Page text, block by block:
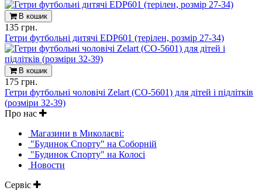
В кошик
135 грн.
Гетри футбольні дитячі EDP601 (терілен, розмір 27-34)
В кошик
175 грн.
Гетри футбольні чоловічі Zelart (CO-5601) для дітей і підлітків
(розміри 32-39)
Про нас
Магазини в Миколаєві:
"Будинок Спорту" на Соборній
"Будинок Спорту" на Колосі
Новости
Сервіс